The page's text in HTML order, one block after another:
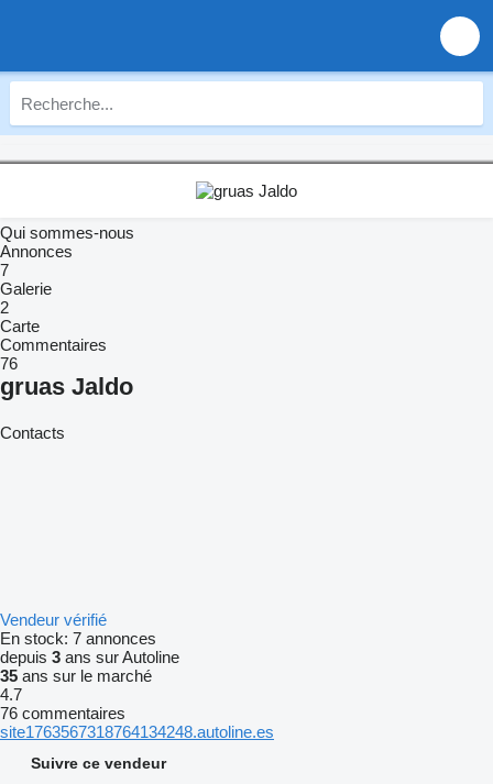
Qui sommes-nous
Annonces
7
Galerie
2
Carte
Commentaires
76
gruas Jaldo
Contacts
Vendeur vérifié
En stock: 7 annonces
depuis 3 ans sur Autoline
35 ans sur le marché
4.7
76 commentaires
site1763567318764134248.autoline.es
Suivre ce vendeur